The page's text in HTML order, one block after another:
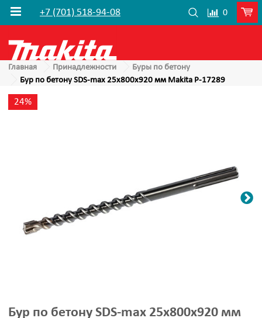
+7 (701) 518-94-08 0
Главная Принадлежности
Буры по бетону
Бур по бетону SDS-max 25x800x920 мм Makita P-17289
24%
Бур по бетону SDS-max 25x800x920 мм